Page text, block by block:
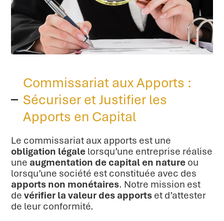
Commissariat aux Apports :
Sécuriser et Justifier les
Apports en Capital
Le commissariat aux apports est une
obligation légale lorsqu’une entreprise réalise
une augmentation de capital en nature ou
lorsqu’une société est constituée avec des
apports non monétaires. Notre mission est
devérifier la valeur des apports et d’attester
de leur conformité.